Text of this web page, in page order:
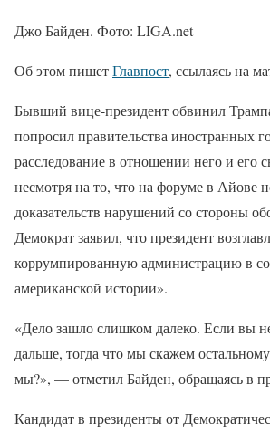
Джо Байден. Фото: LIGA.net
Об этом пишетГлавпост, ссылаясь на
Бывший вице-президент обвинил
попросил правительства иностранных
расследование в отношении него и его
несмотря на то, что на форуме в Айове
доказательств нарушений со стороны
Демократ заявил, что президент
коррумпированную администрацию в
американской истории».
«Дело зашло слишком далеко. Если вы
дальше, тогда что мы скажем
мы?», — отметил Байден, обращаясь в
Кандидат в президенты от